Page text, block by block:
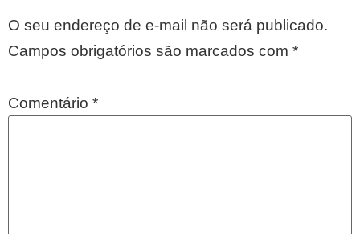
O seu endereço de e-mail não será publicado.
Campos obrigatórios são marcados com *
Comentário *